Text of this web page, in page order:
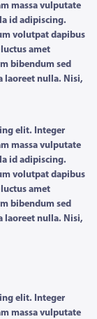
massa vulputate
id adipiscing.
volutpat dapibus
amet
bibendum sed
laoreet nulla. Nisi,
elit. Integer
massa vulputate
id adipiscing.
volutpat dapibus
amet
bibendum sed
laoreet nulla. Nisi,
elit. Integer
massa vulputate